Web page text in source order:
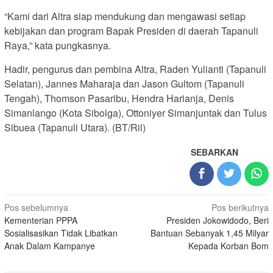
“Kami dari Altra siap mendukung dan mengawasi setiap
kebijakan dan program Bapak Presiden di daerah Tapanuli
Raya,” kata pungkasnya.
Hadir, pengurus dan pembina Altra, Raden Yulianti (Tapanuli
Selatan), Jannes Maharaja dan Jason Gultom (Tapanuli
Tengah), Thomson Pasaribu, Hendra Harianja, Denis
Simanlango (Kota Sibolga), Ottoniyer Simanjuntak dan Tulus
Sibuea (Tapanuli Utara). (BT/Ril)
SEBARKAN
Navigasi
pos
Pos sebelumnya
Kementerian PPPA
Sosialisasikan Tidak Libatkan
Anak Dalam Kampanye
Pos berikutnya
Presiden Jokowidodo, Beri
Bantuan Sebanyak 1,45 Milyar
Kepada Korban Bom